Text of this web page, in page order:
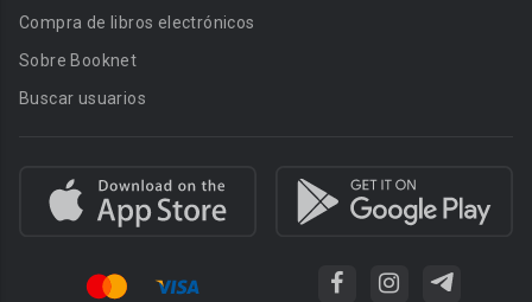
Compra de libros electrónicos
Sobre Booknet
Buscar usuarios